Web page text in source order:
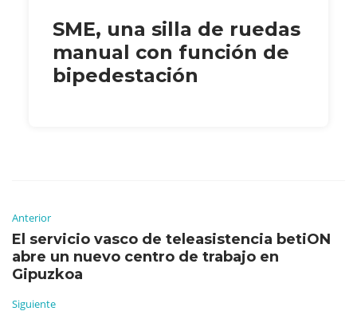
SME, una silla de ruedas
manual con función de
bipedestación
Anterior
El servicio vasco de teleasistencia betiON
abre un nuevo centro de trabajo en
Gipuzkoa
Siguiente